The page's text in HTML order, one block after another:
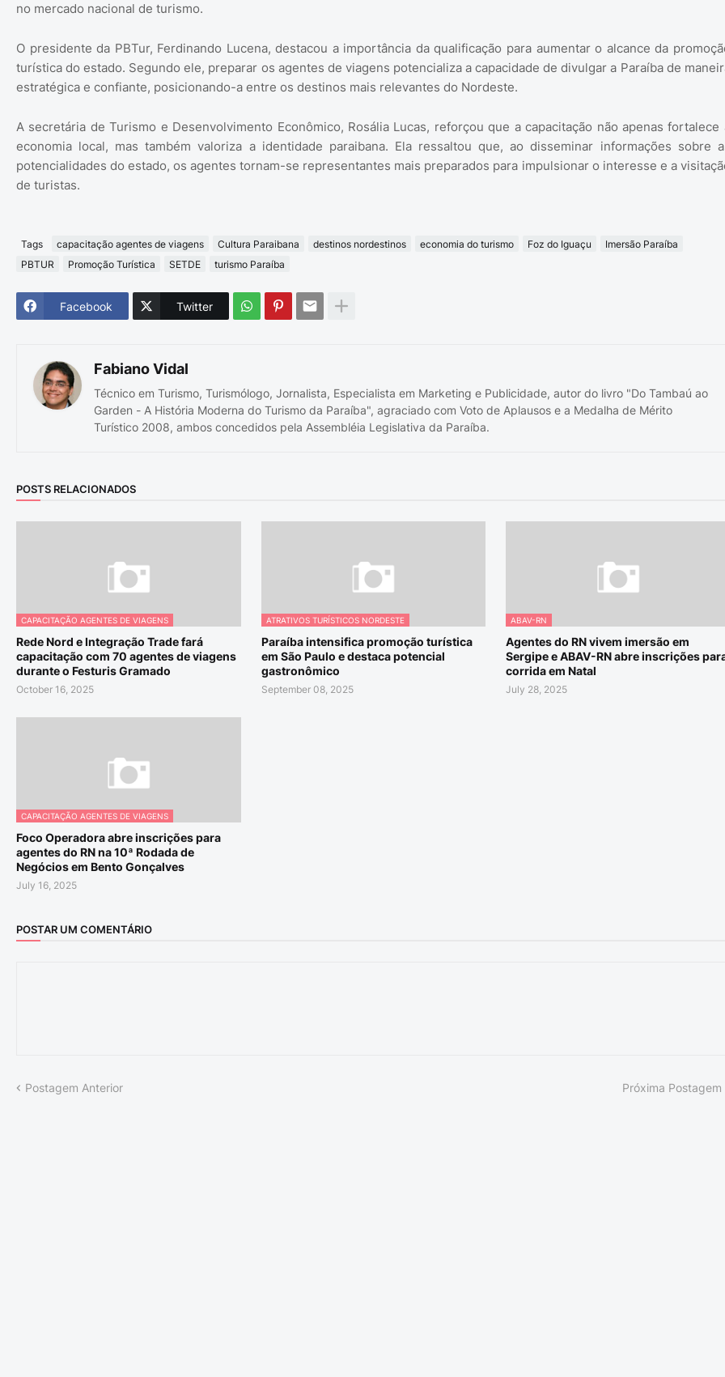
no mercado nacional de turismo.
O presidente da PBTur, Ferdinando Lucena, destacou a importância da qualificação para aumentar o alcance da
turística do estado. Segundo ele, preparar os agentes de viagens potencializa a capacidade de divulgar a Paraíba de
estratégica e confiante, posicionando-a entre os destinos mais relevantes do Nordeste.
A secretária de Turismo e Desenvolvimento Econômico, Rosália Lucas, reforçou que a capacitação não apenas fortalece
economia local, mas também valoriza a identidade paraibana. Ela ressaltou que, ao disseminar informações sobre
potencialidades do estado, os agentes tornam-se representantes mais preparados para impulsionar o interesse e a
de turistas.
Tags capacitação agentes de viagens Cultura Paraibana destinos nordestinos economia do turismo Foz do Iguaçu
Imersão Paraíba
PBTUR
Promoção Turística SETDE turismo Paraíba
Facebook Twitter
Fabiano Vidal
Técnico em Turismo, Turismólogo, Jornalista, Especialista em Marketing e Publicidade, autor do livro "Do Tambaú ao
Garden - A História Moderna do Turismo da Paraíba", agraciado com Voto de Aplausos e a Medalha de Mérito
Turístico 2008, ambos concedidos pela Assembléia Legislativa da Paraíba.
POSTS RELACIONADOS
CAPACITAÇÃO AGENTES DE VIAGENS
Rede Nord e Integração Trade fará
capacitação com 70 agentes de viagens
durante o Festuris Gramado
October 16, 2025
ATRATIVOS TURÍSTICOS NORDESTE
Paraíba intensifica promoção turística
em São Paulo e destaca potencial
gastronômico
September 08, 2025
ABAV-RN
Agentes do RN vivem imersão em
Sergipe e ABAV-RN abre inscrições
corrida em Natal
July 28, 2025
CAPACITAÇÃO AGENTES DE VIAGENS
Foco Operadora abre inscrições para
agentes do RN na 10ª Rodada de
Negócios em Bento Gonçalves
July 16, 2025
POSTAR UM COMENTÁRIO
Postagem Anterior Próxima Postagem